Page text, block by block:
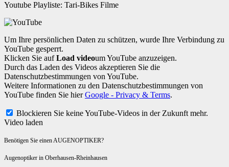
Youtube Playliste: Tari-Bikes Filme
Um Ihre persönlichen Daten zu schützen, wurde Ihre Verbindung zu
YouTube gesperrt.
Klicken Sie aufLoad videoum YouTube anzuzeigen.
Durch das Laden des Videos akzeptieren Sie die
Datenschutzbestimmungen von YouTube.
Weitere Informationen zu den Datenschutzbestimmungen von
YouTube finden Sie hierGoogle - Privacy & Terms.
Blockieren Sie keine YouTube-Videos in der Zukunft mehr.
Video laden
Benötigen Sie einen AUGENOPTIKER?
Augenoptiker in Oberhausen-Rheinhausen